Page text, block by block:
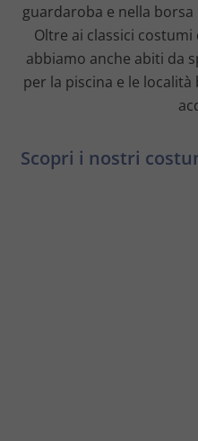
guardaroba e nella
Oltre ai classici
abbiamo anche abiti da
per la piscina e le
Scopri i nostri